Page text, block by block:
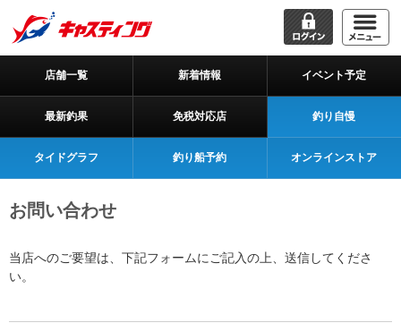
店舗一覧 新着情報 イベント予定
最新釣果 免税対応店 釣り自慢
タイドグラフ 釣り船予約 オンラインストア
お問い合わせ
当店へのご要望は、下記フォームにご記入の上、送信してくださ
い。